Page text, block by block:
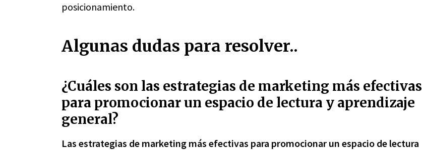
posicionamiento.
Algunas dudas para resolver..
¿Cuáles son las estrategias de marketing más efectivas
para promocionar un espacio de lectura y aprendizaje
general?
Las estrategias de marketing más efectivas para promocionar un espacio de lectura